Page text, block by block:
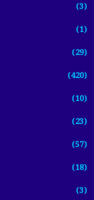
(3)
(1)
(29)
(420)
(10)
(23)
(57)
(18)
(3)